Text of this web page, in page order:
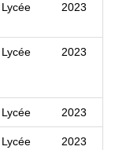
Lycée 2023
Lycée 2023
Lycée 2023
Lycée 2023